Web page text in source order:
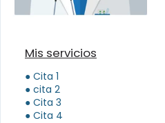
Mis servicios
● Cita 1
● cita 2
● Cita 3
● Cita 4